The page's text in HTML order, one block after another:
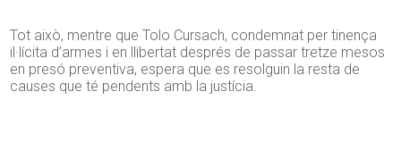
Tot això, mentre que Tolo Cursach, condemnat per tinença
il·lícita d’armes i en llibertat després de passar tretze mesos
en presó preventiva, espera que es resolguin la resta de
causes que té pendents amb la justícia.